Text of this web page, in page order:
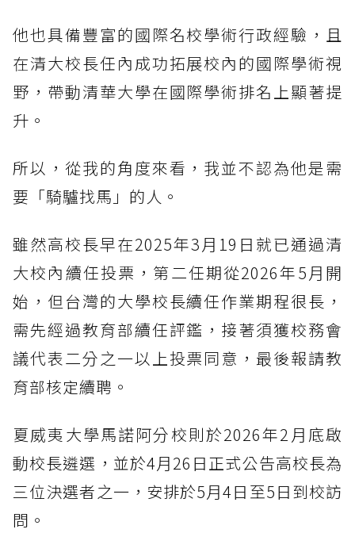
他也具備豐富的國際名校學術行政經驗，且
在清大校長任內成功拓展校內的國際學術視
野，帶動清華大學在國際學術排名上顯著提
升。
所以，從我的角度來看，我並不認為他是需
要「騎驢找馬」的人。
雖然高校長早在2025年3月19日就已通過清
大校內續任投票，第二任期從2026年5月開
始，但台灣的大學校長續任作業期程很長，
需先經過教育部續任評鑑，接著須獲校務會
議代表二分之一以上投票同意，最後報請教
育部核定續聘。
夏威夷大學馬諾阿分校則於2026年2月底啟
動校長遴選，並於4月26日正式公告高校長為
三位決選者之一，安排於5月4日至5日到校訪
問。